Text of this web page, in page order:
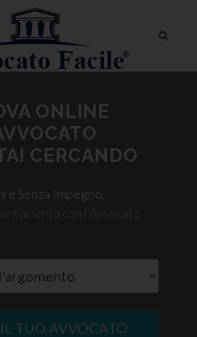
ONLINE
CERCANDO
e Senza Impegno.
con l'Avvocato
TUO AVVOCATO